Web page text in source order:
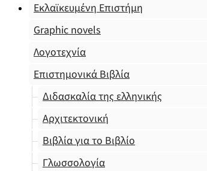
Εκλαϊκευμένη Επιστήμη
Graphic novels
Λογοτεχνία
Επιστημονικά Βιβλία
Διδασκαλία της ελληνικής
Αρχιτεκτονική
Βιβλία για το Βιβλίο
Γλωσσολογία